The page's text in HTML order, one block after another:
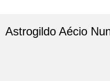
Astrogildo Aécio